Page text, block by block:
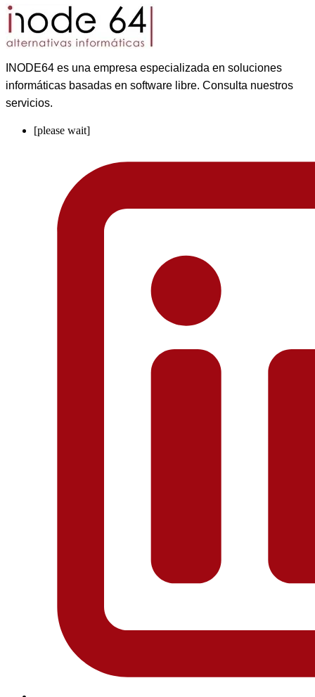
INODE64 es una empresa especializada en soluciones
informáticas basadas en software libre. Consulta nuestros
servicios.
[please wait]